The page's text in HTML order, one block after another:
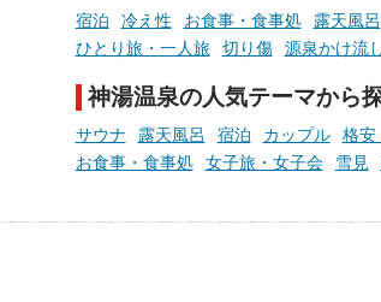
宿泊 冷え性 お食事・食事処 露天風呂
ひとり旅・一人旅
切り傷 源泉かけ流
神湯温泉の人気テーマから
サウナ 露天風呂 宿泊 カップル 格安
お食事・食事処
女子旅・女子会 雪見